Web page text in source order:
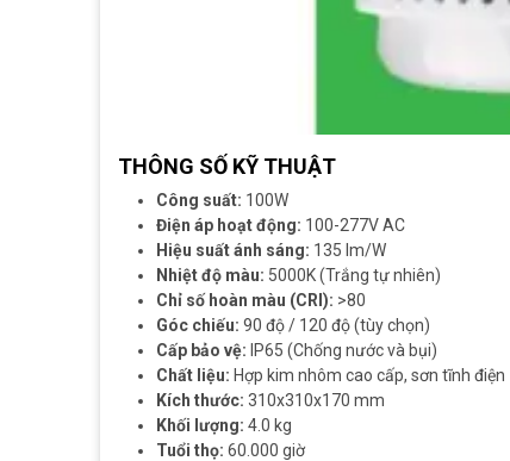
THÔNG SỐ KỸ THUẬT
Công suất: 100W
Điện áp hoạt động: 100-277V AC
Hiệu suất ánh sáng: 135 lm/W
Nhiệt độ màu: 5000K (Trắng tự nhiên)
Chỉ số hoàn màu (CRI): >80
Góc chiếu: 90 độ / 120 độ (tùy chọn)
Cấp bảo vệ: IP65 (Chống nước và bụi)
Chất liệu: Hợp kim nhôm cao cấp, sơn tĩnh điện
Kích thước: 310x310x170 mm
Khối lượng: 4.0 kg
Tuổi thọ: 60.000 giờ